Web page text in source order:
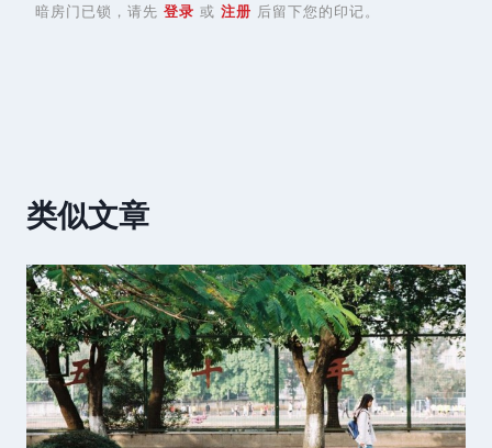
暗房门已锁，请先 登录 或 注册 后留下您的印记。
类似文章